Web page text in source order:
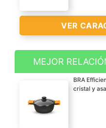
VER
Diseñado y fabricado en
Cromargan acero
inoxidable pulido
MEJOR
BRA
cristal y